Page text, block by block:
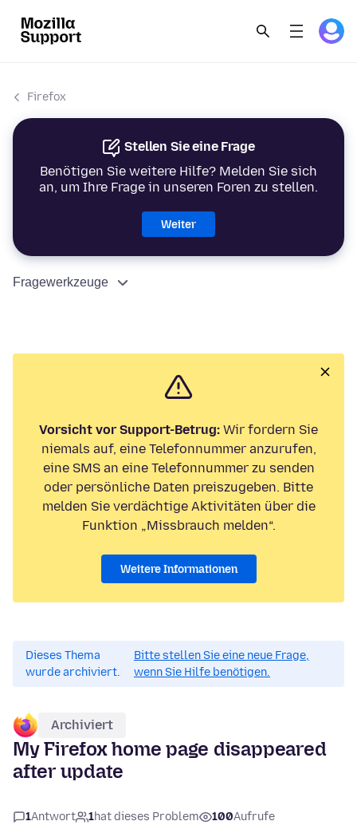
Firefox
Stellen Sie eine Frage
Benötigen Sie weitere Hilfe? Melden Sie sich
an, um Ihre Frage in unseren Foren zu stellen.
Weiter
Fragewerkzeuge
Vorsicht vor Support-Betrug: Wir fordern Sie
niemals auf, eine Telefonnummer anzurufen,
eine SMS an eine Telefonnummer zu senden
oder persönliche Daten preiszugeben. Bitte
melden Sie verdächtige Aktivitäten über die
Funktion „Missbrauch melden“.
Weitere Informationen
Dieses Thema
wurde archiviert.
Bitte stellen Sie eine neue Frage,
wenn Sie Hilfe benötigen.
Archiviert
My Firefox home page disappeared
after update
1Antwort 1hat dieses Problem 100Aufrufe